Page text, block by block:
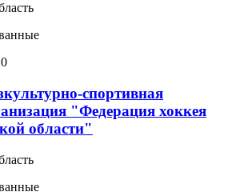
спортивная
"Федерация хоккея
области"